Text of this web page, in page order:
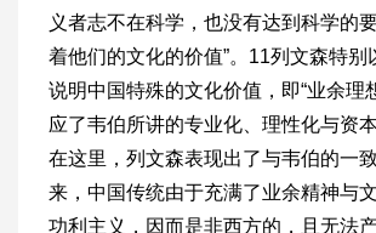
义者志不在科学，也没有达到科学的
着他们的文化的价值”。11列文森特别
说明中国特殊的文化价值，即“业余理
应了韦伯所讲的专业化、理性化与资
在这里，列文森表现出了与韦伯的一
来，中国传统由于充满了业余精神与
功利主义，因而是非西方的，且无法